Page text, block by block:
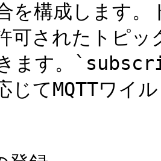
を構成します
可されたトピ
きます。
じてMQTTワ